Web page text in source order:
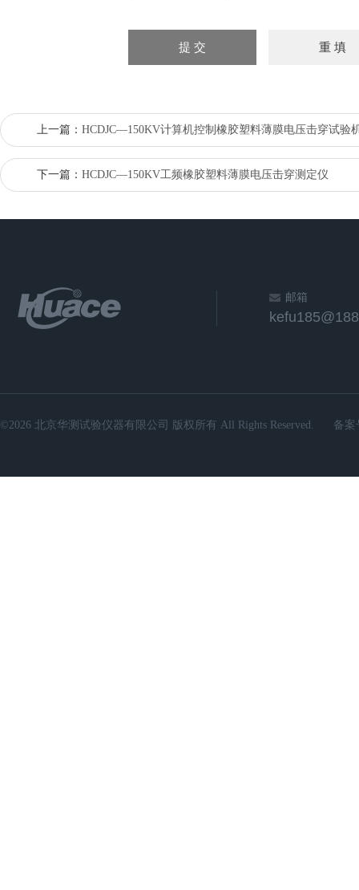
上一篇： HCDJC—150KV计算机控制橡胶塑料薄膜电压击穿试验
下一篇： HCDJC—150KV工频橡胶塑料薄膜电压击穿测定仪
邮箱
©2026 北京华测试验仪器有限公司 版权所有 All Rights Reserved. 备案